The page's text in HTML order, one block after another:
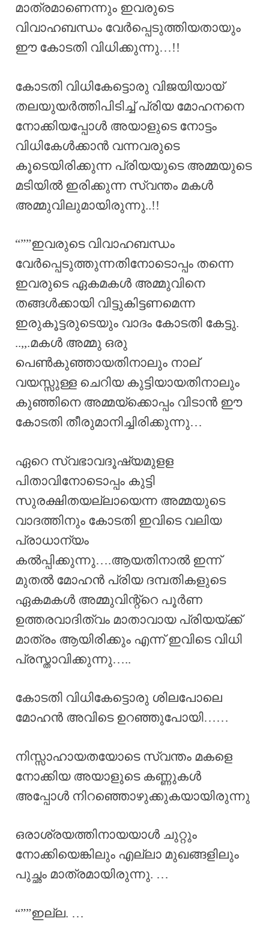
മാത്രമാണെന്നും ഇവരുടെ
വിവാഹബന്ധം വേർപ്പെടുത്തിയതായും
ഈ കോടതി വിധിക്കുന്നു…!!
കോടതി വിധികേട്ടൊരു വിജയിയായ്
തലയുയർത്തിപിടിച്ച് പ്രിയ മോഹനനെ
നോക്കിയപ്പോൾ അയാളുടെ നോട്ടം
വിധികേൾക്കാൻ വന്നവരുടെ
കൂടെയിരിക്കുന്ന പ്രിയയുടെ അമ്മയുടെ
മടിയിൽ ഇരിക്കുന്ന സ്വന്തം മകൾ
അമ്മുവിലുമായിരുന്നു..!!
“””ഇവരുടെ വിവാഹബന്ധം
വേർപ്പെടുത്തുന്നതിനോടൊപ്പം തന്നെ
ഇവരുടെ ഏകമകൾ അമ്മുവിനെ
തങ്ങൾക്കായി വിട്ടുകിട്ടണമെന്ന
ഇരുകൂട്ടരുടെയും വാദം കോടതി കേട്ടു.
..,,.മകൾ അമ്മു ഒരു
പെൺകുഞ്ഞായതിനാലും നാല്
വയസ്സുള്ള ചെറിയ കുട്ടിയായതിനാലും
കുഞ്ഞിനെ അമ്മയ്ക്കൊപ്പം വിടാൻ ഈ
കോടതി തീരുമാനിച്ചിരിക്കുന്നു…
ഏറെ സ്വഭാവദൂഷ്യമുളള
പിതാവിനോടൊപ്പം കുട്ടി
സുരക്ഷിതയല്ലായെന്ന അമ്മയുടെ
വാദത്തിനും കോടതി ഇവിടെ വലിയ
പ്രാധാന്യം
കൽപ്പിക്കുന്നു….ആയതിനാൽ ഇന്ന്
മുതൽ മോഹൻ പ്രിയ ദമ്പതികളുടെ
ഏകമകൾ അമ്മുവിന്റ്റെ പൂർണ
ഉത്തരവാദിത്വം മാതാവായ പ്രിയയ്ക്ക്
മാത്രം ആയിരിക്കും എന്ന് ഇവിടെ വിധി
പ്രസ്താവിക്കുന്നു…..
കോടതി വിധികേട്ടൊരു ശിലപോലെ
മോഹൻ അവിടെ ഉറഞ്ഞുപോയി……
നിസ്സാഹായതയോടെ സ്വന്തം മകളെ
നോക്കിയ അയാളുടെ കണ്ണുകൾ
അപ്പോൾ നിറഞ്ഞൊഴുക്കുകയായിരുന്നു
ഒരാശ്രയത്തിനായയാൾ ചുറ്റും
നോക്കിയെങ്കിലും എല്ലാ മുഖങ്ങളിലും
പുച്ഛം മാത്രമായിരുന്നു. …
“””ഇല്ല. …